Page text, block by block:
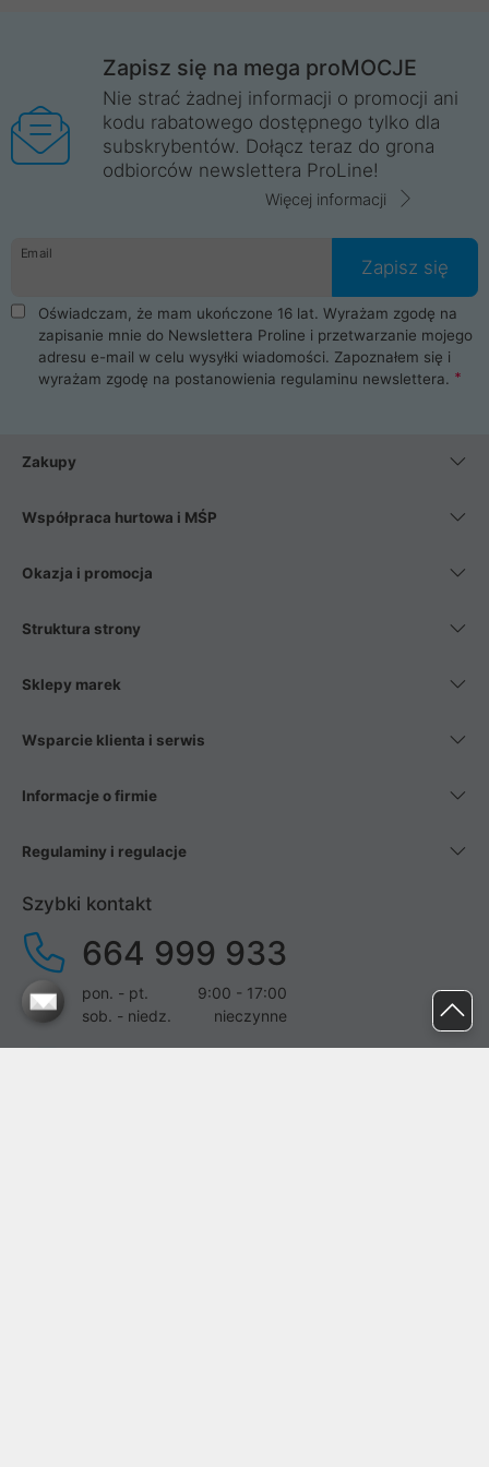
Zapisz się na mega proMOCJE
Nie strać żadnej informacji o promocji ani
kodu rabatowego dostępnego tylko dla
subskrybentów. Dołącz teraz do grona
odbiorców newslettera ProLine!
Więcej informacji
Email
Zapisz się
Oświadczam, że mam ukończone 16 lat. Wyrażam zgodę na
zapisanie mnie do Newslettera Proline i przetwarzanie mojego
adresu e-mail w celu wysyłki wiadomości. Zapoznałem się i
wyrażam zgodę na postanowienia regulaminu newslettera.
Zakupy
Współpraca hurtowa i MŚP
Okazja i promocja
Struktura strony
Sklepy marek
Wsparcie klienta i serwis
Informacje o firmie
Regulaminy i regulacje
Szybki kontakt
664 999 933
pon. - pt.
9:00 - 17:00
sob. - niedz.
nieczynne